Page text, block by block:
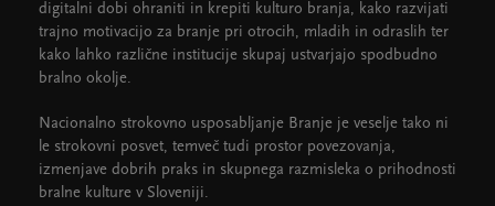
digitalni dobi ohraniti in krepiti kulturo branja, kako razvijati
trajno motivacijo za branje pri otrocih, mladih in odraslih ter
kako lahko različne institucije skupaj ustvarjajo spodbudno
bralno okolje.
Nacionalno strokovno usposabljanje Branje je veselje tako ni
le strokovni posvet, temveč tudi prostor povezovanja,
izmenjave dobrih praks in skupnega razmisleka o prihodnosti
bralne kulture v Sloveniji.